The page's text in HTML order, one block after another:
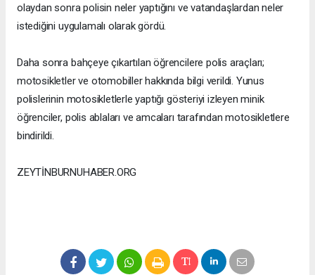
olaydan sonra polisin neler yaptığını ve vatandaşlardan neler
istediğini uygulamalı olarak gördü.
Daha sonra bahçeye çıkartılan öğrencilere polis araçları;
motosikletler ve otomobiller hakkında bilgi verildi. Yunus
polislerinin motosikletlerle yaptığı gösteriyi izleyen minik
öğrenciler, polis ablaları ve amcaları tarafından motosikletlere
bindirildi.
ZEYTİNBURNUHABER.ORG